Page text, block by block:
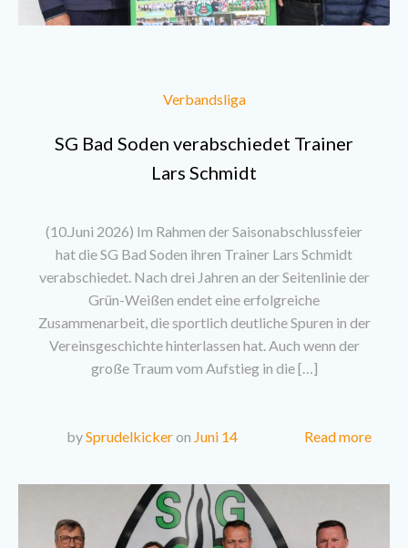
Verbandsliga
SG Bad Soden verabschiedet Trainer
Lars Schmidt
(10.Juni 2026) Im Rahmen der Saisonabschlussfeier
hat die SG Bad Soden ihren Trainer Lars Schmidt
verabschiedet. Nach drei Jahren an der Seitenlinie der
Grün-Weißen endet eine erfolgreiche
Zusammenarbeit, die sportlich deutliche Spuren in der
Vereinsgeschichte hinterlassen hat. Auch wenn der
große Traum vom Aufstieg in die […]
bySprudelkickeron Juni 14 Read more